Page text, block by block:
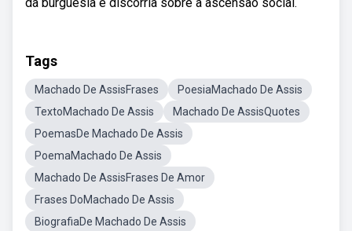
Tags
Machado De AssisFrases
PoesiaMachado De Assis
TextoMachado De Assis
Machado De AssisQuotes
PoemasDe Machado De Assis
PoemaMachado De Assis
Machado De AssisFrases De Amor
Frases DoMachado De Assis
BiografiaDe Machado De Assis